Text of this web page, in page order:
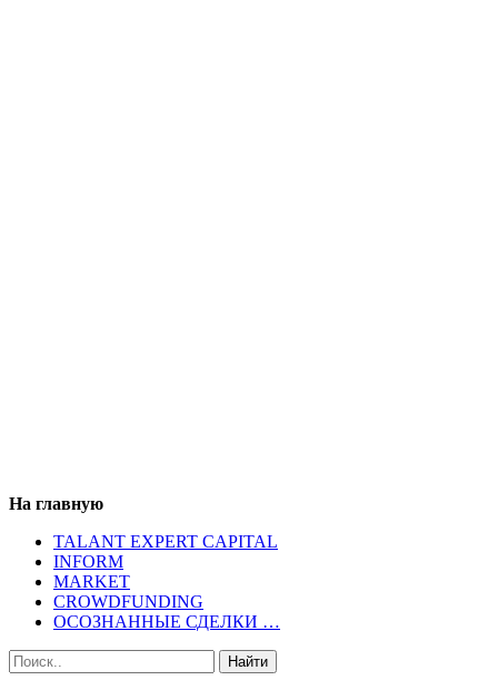
На главную
TALANT EXPERT CAPITAL
INFORM
MARKET
CROWDFUNDING
ОСОЗНАННЫЕ СДЕЛКИ …